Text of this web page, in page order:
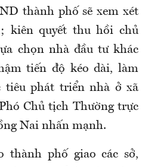
thành phố sẽ xem xét
kiên quyết thu hồi chủ
chọn nhà đầu tư khác
tiến độ kéo dài, làm
tiêu phát triển nhà ở xã
Chủ tịch Thường trực
Nai nhấn mạnh.
thành phố giao các sở,